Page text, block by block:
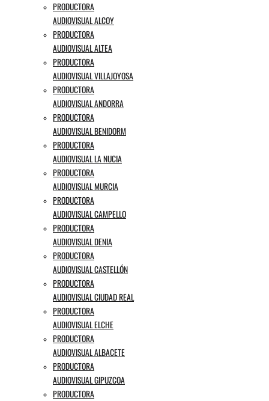
PRODUCTORA
AUDIOVISUAL ALCOY
PRODUCTORA
AUDIOVISUAL ALTEA
PRODUCTORA
AUDIOVISUAL VILLAJOYOSA
PRODUCTORA
AUDIOVISUAL ANDORRA
PRODUCTORA
AUDIOVISUAL BENIDORM
PRODUCTORA
AUDIOVISUAL LA NUCIA
PRODUCTORA
AUDIOVISUAL MURCIA
PRODUCTORA
AUDIOVISUAL CAMPELLO
PRODUCTORA
AUDIOVISUAL DENIA
PRODUCTORA
AUDIOVISUAL CASTELLÓN
PRODUCTORA
AUDIOVISUAL CIUDAD REAL
PRODUCTORA
AUDIOVISUAL ELCHE
PRODUCTORA
AUDIOVISUAL ALBACETE
PRODUCTORA
AUDIOVISUAL GIPUZCOA
PRODUCTORA